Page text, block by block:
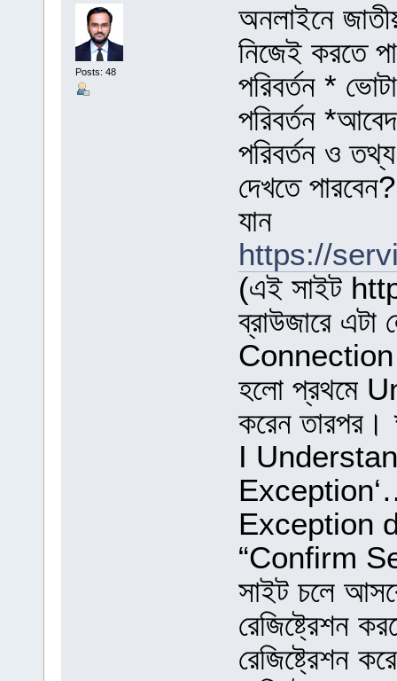
Posts: 48
অনলাইনে
নিজেই করতে
পরিবর্তন *
পরিবর্তন
পরিবর্তন ও
দেখতে
যান
https://
(এই সাইট
ব্রাউজারে
Connection
হলো প্রথমে
করেন
I
Exception
“Confirm
সাইট চলে
রেজিষ্ট্রেশন
রেজিষ্ট্রেশন